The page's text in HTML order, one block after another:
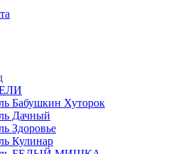
Бабушкин Хуторок
Дачный
Здоровье
Кулинар